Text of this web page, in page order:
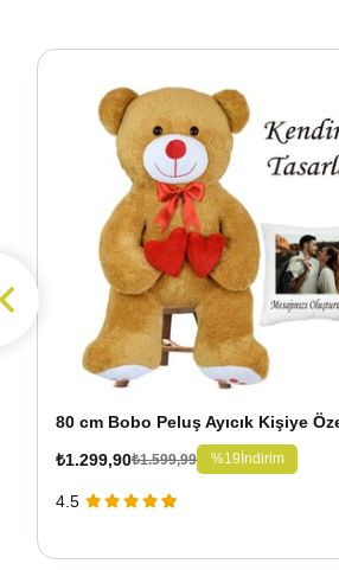
₺1.299,90₺1.599,99 %19 İndirim
4.5